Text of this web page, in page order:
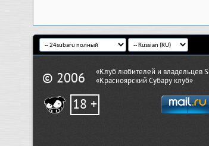
© 2006
«Клуб любителей и владельцев
«Красноярский Субару клуб»
18 +